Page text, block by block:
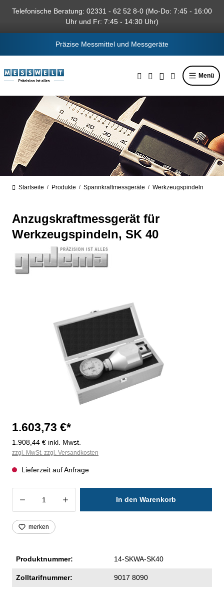
springen
Telefonische Beratung: 02331 - 62 52 8-0 (Mo-Do: 7:45 - 16:00
Uhr und Fr: 7:45 - 14:30 Uhr)
Präzise Messmittel und Messgeräte
Menü
Startseite / Produkte / Spannkraftmessgeräte / Werkzeugspindeln
Anzugskraftmessgerät für
Werkzeugspindeln, SK 40
1.603,73 €*
1.908,44 € inkl. Mwst.
zzgl. MwSt. zzgl. Versandkosten
Lieferzeit auf Anfrage
Produkt Anzahl: Gib den gewünschten
In den Warenkorb
merken
Produktnummer: 14-SKWA-SK40
Zolltarifnummer: 9017 8090